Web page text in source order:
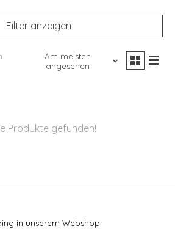
Filter anzeigen
Am meisten
angesehen
Produkte gefunden!
in unserem Webshop